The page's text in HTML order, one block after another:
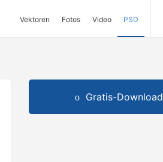
Vektoren Fotos Video PSD
Gratis-Download